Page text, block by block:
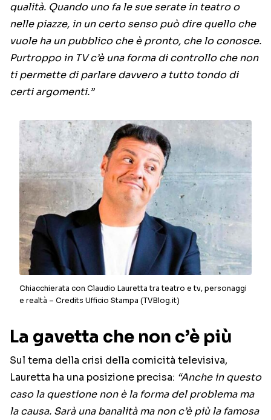
qualità. Quando uno fa le sue serate in teatro o
nelle piazze, in un certo senso può dire quello che
vuole ha un pubblico che è pronto, che lo conosce.
Purtroppo in TV c’è una forma di controllo che non
ti permette di parlare davvero a tutto tondo di
certi argomenti.”
Chiacchierata con Claudio Lauretta tra teatro e tv, personaggi
e realtà – Credits Ufficio Stampa (TVBlog.it)
La gavetta che non c’è più
Sul tema della crisi della comicità televisiva,
Lauretta ha una posizione precisa: “Anche in questo
caso la questione non è la forma del problema ma
la causa. Sarà una banalità ma non c’è più la famosa